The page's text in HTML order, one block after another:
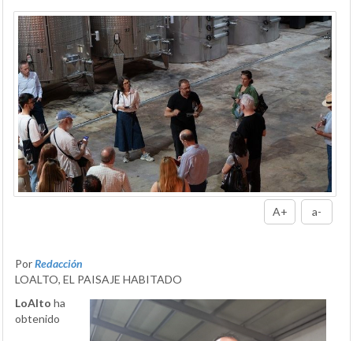
A+ a-
PorRedacción
LOALTO, EL PAISAJE HABITADO
LoAlto ha
obtenido